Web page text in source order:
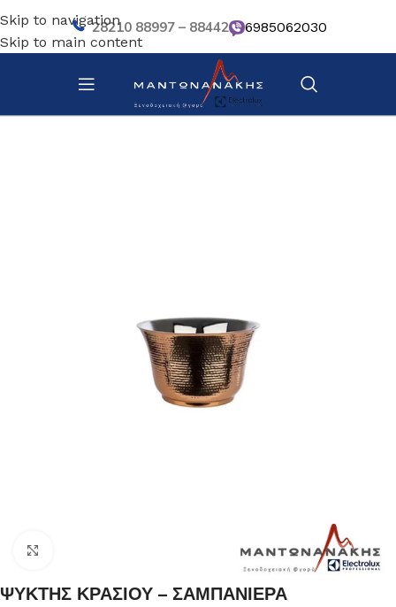
Skip to navigation
Skip to main content
28210 88997 – 88442 6985062030
Αρχική σελίδα/ Bar – Wine – Café
ΨΥΚΤΗΣ ΚΡΑΣΙΟΥ – ΣΑΜΠΑΝΙΕΡΑ